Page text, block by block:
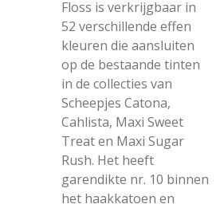
Floss is verkrijgbaar in
52 verschillende effen
kleuren die aansluiten
op de bestaande tinten
in de collecties van
Scheepjes Catona,
Cahlista, Maxi Sweet
Treat en Maxi Sugar
Rush. Het heeft
garendikte nr. 10 binnen
het haakkatoen en